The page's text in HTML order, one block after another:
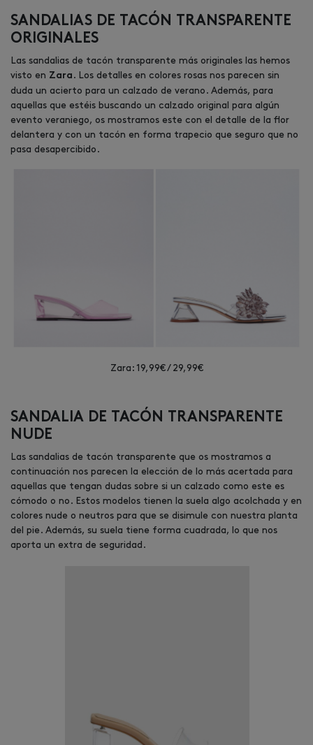
SANDALIAS DE TACÓN TRANSPARENTE
ORIGINALES
Las sandalias de tacón transparente más originales las hemos
visto en Zara . Los detalles en colores rosas nos parecen sin
duda un acierto para un calzado de verano. Además, para
aquellas que estéis buscando un calzado original para algún
evento veraniego, os mostramos este con el detalle de la flor
delantera y con un tacón en forma trapecio que seguro que no
pasa desapercibido.
Zara: 19,99€ / 29,99€
SANDALIA DE TACÓN TRANSPARENTE
NUDE
Las sandalias de tacón transparente que os mostramos a
continuación nos parecen la elección de lo más acertada para
aquellas que tengan dudas sobre si un calzado como este es
cómodo o no. Estos modelos tienen la suela algo acolchada y en
colores nude o neutros para que se disimule con nuestra planta
del pie. Además, su suela tiene forma cuadrada, lo que nos
aporta un extra de seguridad.